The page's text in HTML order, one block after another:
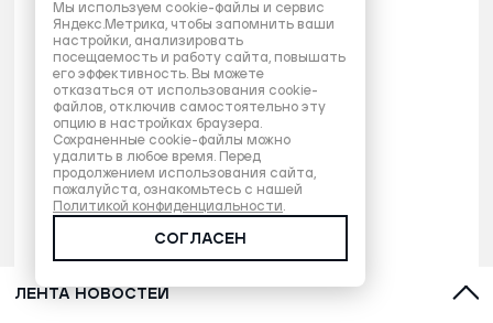
ЛЕНТА НОВОСТЕЙ
Мы используем cookie-файлы и сервис
Яндекс.Метрика, чтобы запомнить ваши
настройки, анализировать
посещаемость и работу сайта, повышать
его эффективность. Вы можете
отказаться от использования cookie-
файлов, отключив самостоятельно эту
опцию в настройках браузера.
Сохраненные cookie-файлы можно
удалить в любое время. Перед
продолжением использования сайта,
пожалуйста, ознакомьтесь с нашей
Политикой конфиденциальности.
СОГЛАСЕН